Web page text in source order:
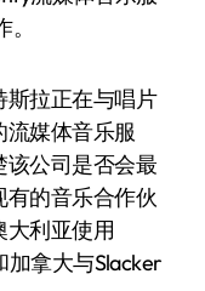
斯拉正在与唱片
媒体音乐服
该公司是否会最
的音乐合作伙
大利亚使用
拿大与Slacker